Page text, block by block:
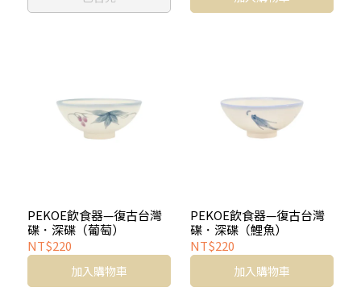
PEKOE飲食器—復古台灣
碟．深碟（葡萄）
NT$220
加入購物車
PEKOE飲食器—復古台灣
碟．深碟（鯉魚）
NT$220
加入購物車